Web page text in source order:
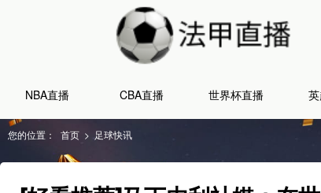
NBA直播 CBA直播 世界杯直播
您的位置： 首页 > 足球快讯